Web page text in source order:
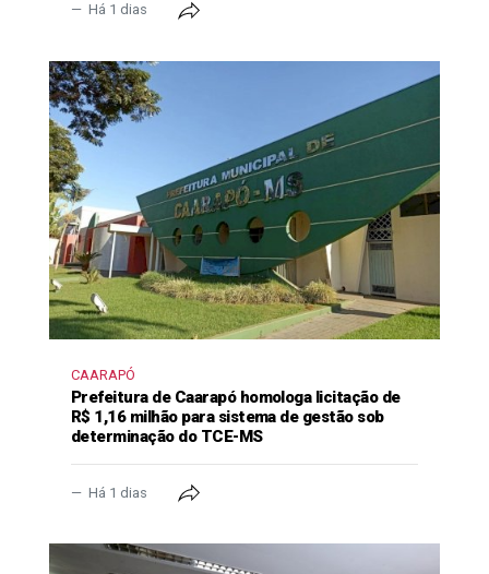
Há 1 dias
CAARAPÓ
Prefeitura de Caarapó homologa licitação de
R$ 1,16 milhão para sistema de gestão sob
determinação do TCE-MS
Há 1 dias